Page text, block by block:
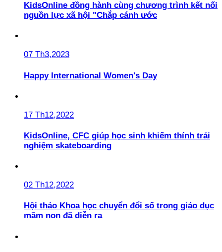
KidsOnline đồng hành cùng chương trình kết nối
nguồn lực xã hội "Chắp cánh ước
07 Th3,2023
Happy International Women's Day
17 Th12,2022
KidsOnline, CFC giúp học sinh khiếm thính trải
nghiệm skateboarding
02 Th12,2022
Hội thảo Khoa học chuyển đổi số trong giáo dục
mầm non đã diễn ra